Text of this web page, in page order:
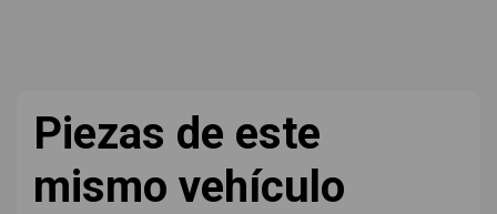
Piezas de este
mismo vehículo